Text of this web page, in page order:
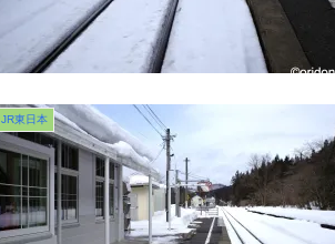
JR東日本